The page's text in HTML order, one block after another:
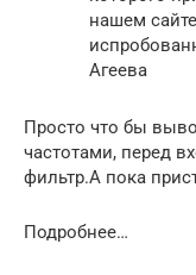
нашем
Агеева
Просто что бы
частотами, перед
фильтр.А пока
Подробнее…